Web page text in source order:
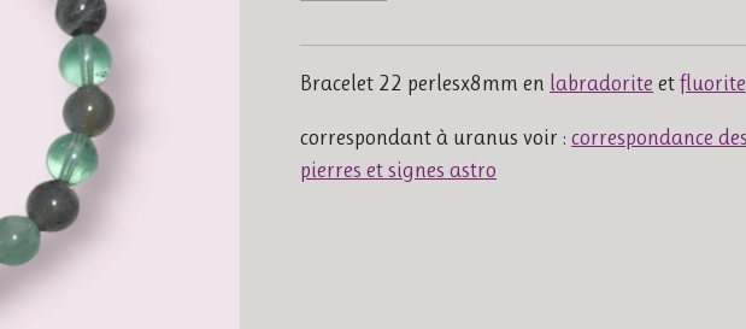
Bracelet 22 perlesx8mm en labradorite et fluorite
correspondant à uranus voir : correspondance
pierres et signes astro